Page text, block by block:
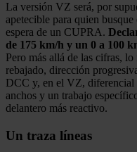
La versión VZ será, por
apetecible para quien
espera de un CUPRA.
de 175 km/h y un 0 a 100
Pero más allá de las cifras,
rebajado, dirección
DCC y, en el VZ, diferencial
anchos y un trabajo
delantero más reactivo.
Un traza líneas